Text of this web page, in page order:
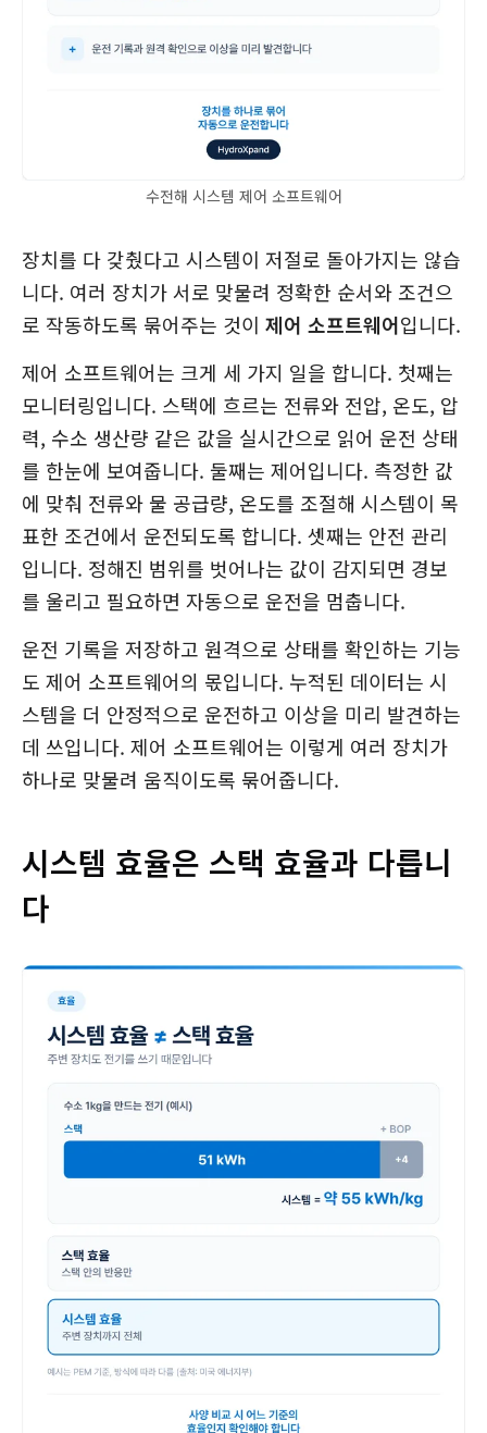
수전해 시스템 제어 소프트웨어
장치를 다 갖췄다고 시스템이 저절로 돌아가지는 않습
니다. 여러 장치가 서로 맞물려 정확한 순서와 조건으
로 작동하도록 묶어주는 것이 제어 소프트웨어입니다.
제어 소프트웨어는 크게 세 가지 일을 합니다. 첫째는
모니터링입니다. 스택에 흐르는 전류와 전압, 온도, 압
력, 수소 생산량 같은 값을 실시간으로 읽어 운전 상태
를 한눈에 보여줍니다. 둘째는 제어입니다. 측정한 값
에 맞춰 전류와 물 공급량, 온도를 조절해 시스템이 목
표한 조건에서 운전되도록 합니다. 셋째는 안전 관리
입니다. 정해진 범위를 벗어나는 값이 감지되면 경보
를 울리고 필요하면 자동으로 운전을 멈춥니다.
운전 기록을 저장하고 원격으로 상태를 확인하는 기능
도 제어 소프트웨어의 몫입니다. 누적된 데이터는 시
스템을 더 안정적으로 운전하고 이상을 미리 발견하는
데 쓰입니다. 제어 소프트웨어는 이렇게 여러 장치가
하나로 맞물려 움직이도록 묶어줍니다.
시스템 효율은 스택 효율과 다릅니
다